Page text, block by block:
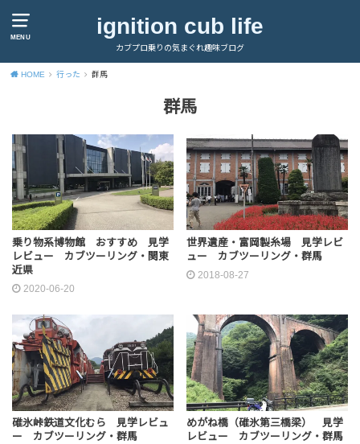
MENU ignition cub life
カブプロ乗りの気まぐれ趣味ブログ
HOME 行った 群馬
群馬
乗り物系博物館 おすすめ 見学
レビュー カブツーリング・関東
近県
2020-06-20
世界遺産・富岡製糸場 見学レビ
ュー カブツーリング・群馬
2018-08-27
碓氷峠鉄道文化むら 見学レビュ
ー カブツーリング・群馬
めがね橋（碓氷第三橋梁） 見学
レビュー カブツーリング・群馬